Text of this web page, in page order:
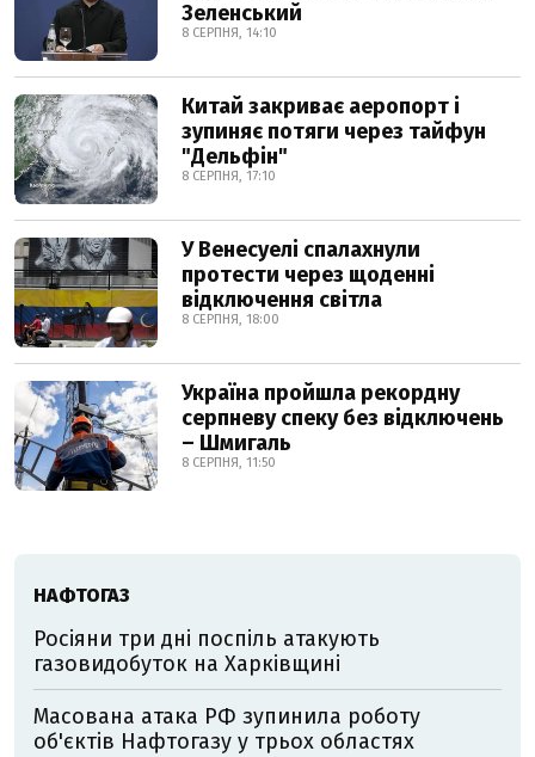
Зеленський
8 СЕРПНЯ, 14:10
Китай закриває аеропорт і
зупиняє потяги через тайфун
"Дельфін"
8 СЕРПНЯ, 17:10
У Венесуелі спалахнули
протести через щоденні
відключення світла
8 СЕРПНЯ, 18:00
Україна пройшла рекордну
серпневу спеку без відключень
– Шмигаль
8 СЕРПНЯ, 11:50
НАФТОГАЗ
Росіяни три дні поспіль атакують
газовидобуток на Харківщині
Масована атака РФ зупинила роботу
об'єктів Нафтогазу у трьох областях